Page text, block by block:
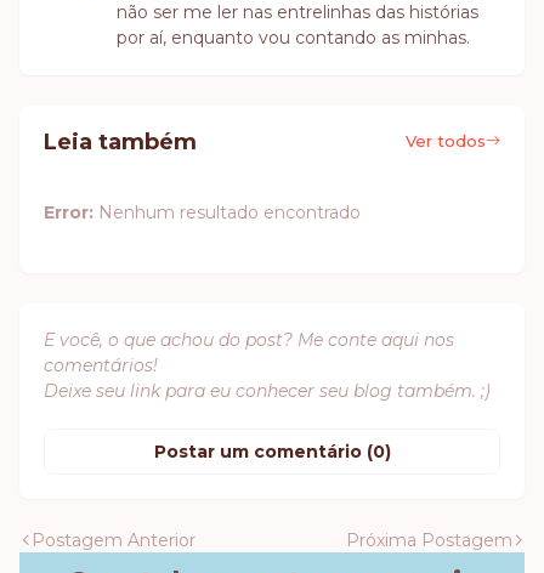
não ser me ler nas entrelinhas das histórias
por aí, enquanto vou contando as minhas.
Leia também Ver todos
Error: Nenhum resultado encontrado
E você, o que achou do post? Me conte aqui nos
comentários!
Deixe seu link para eu conhecer seu blog também. ;)
Postar um comentário (0)
Postagem Anterior Próxima Postagem